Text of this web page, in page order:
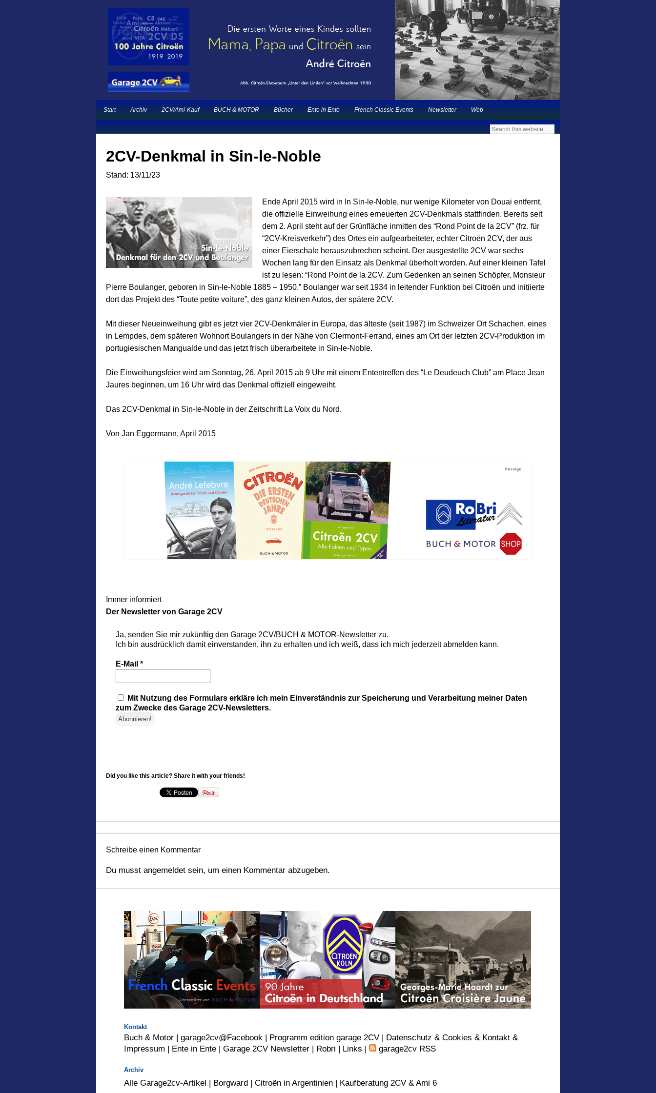
Ein neuer Citroën 2CV | ECO 2000 |1.200 Enten mehr in Deutschland |
French Classic Events |
Garage 2CV – Automobile Klassiker
Start Archiv 2CV/Ami-Kauf BUCH & MOTOR Bücher Ente in Ente French Classic Events Newsletter Web
2CV-Denkmal in Sin-le-Noble
Stand: 13/11/23
Ende April 2015 wird in In Sin-le-Noble, nur wenige Kilometer von Douai entfernt,
die offizielle Einweihung eines erneuerten 2CV-Denkmals stattfinden. Bereits seit
dem 2. April steht auf der Grünfläche inmitten des “Rond Point de la 2CV” (frz. für
“2CV-Kreisverkehr”) des Ortes ein aufgearbeiteter, echter Citroën 2CV, der aus
einer Eierschale herauszubrechen scheint. Der ausgestellte 2CV war sechs
Wochen lang für den Einsatz als Denkmal überholt worden. Auf einer kleinen Tafel
ist zu lesen: “Rond Point de la 2CV. Zum Gedenken an seinen Schöpfer, Monsieur
Pierre Boulanger, geboren in Sin-le-Noble 1885 – 1950.” Boulanger war seit 1934 in leitender Funktion bei Citroën und initiierte
dort das Projekt des “Toute petite voiture”, des ganz kleinen Autos, der spätere 2CV.
Mit dieser Neueinweihung gibt es jetzt vier 2CV-Denkmäler in Europa, das älteste (seit 1987) im Schweizer Ort Schachen, eines
in Lempdes, dem späteren Wohnort Boulangers in der Nähe von Clermont-Ferrand, eines am Ort der letzten 2CV-Produktion im
portugiesischen Mangualde und das jetzt frisch überarbeitete in Sin-le-Noble.
Die Einweihungsfeier wird am Sonntag, 26. April 2015 ab 9 Uhr mit einem Ententreffen des “Le Deudeuch Club” am Place Jean
Jaures beginnen, um 16 Uhr wird das Denkmal offiziell eingeweiht.
Das 2CV-Denkmal in Sin-le-Noble in der Zeitschrift La Voix du Nord.
Von Jan Eggermann, April 2015
Immer informiert
Der Newsletter von Garage 2CV
Ja, senden Sie mir zukünftig den Garage 2CV/BUCH & MOTOR-Newsletter zu.
Ich bin ausdrücklich damit einverstanden, ihn zu erhalten und ich weiß, dass ich mich jederzeit abmelden kann.
E-Mail *
Mit Nutzung des Formulars erkläre ich mein Einverständnis zur Speicherung und Verarbeitung meiner Daten
zum Zwecke des Garage 2CV-Newsletters.
Did you like this article? Share it with your friends!
Schreibe einen Kommentar
Du musst angemeldet sein, um einen Kommentar abzugeben.
Kontakt
Buch & Motor | garage2cv@Facebook | Programm edition garage 2CV | Datenschutz & Cookies & Kontakt &
Impressum | Ente in Ente | Garage 2CV Newsletter | Robri | Links | garage2cv RSS
Archiv
Alle Garage2cv-Artikel | Borgward | Citroën in Argentinien | Kaufberatung 2CV & Ami 6